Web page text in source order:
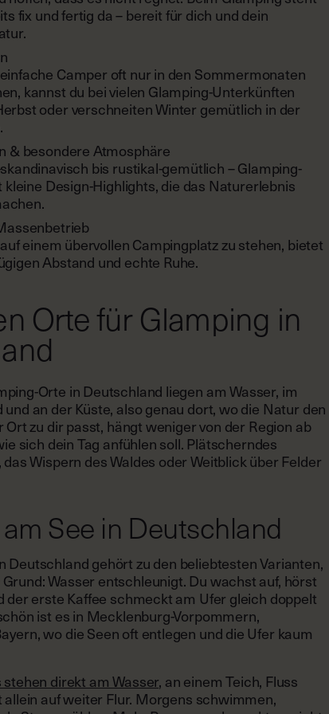
fix und fertig da – bereit für dich und dein
Camper oft nur in den Sommermonaten
kannst du bei vielen Glamping-Unterkünften
oder verschneiten Winter gemütlich in der
& besondere Atmosphäre
bis rustikal-gemütlich – Glamping-
Design-Highlights, die das Naturerlebnis
einem übervollen Campingplatz zu stehen, bietet
Abstand und echte Ruhe.
Orte für Glamping in
Orte in Deutschland liegen am Wasser, im
und an der Küste, also genau dort, wo die Natur den
Ort zu dir passt, hängt weniger von der Region ab
sich dein Tag anfühlen soll. Plätscherndes
Wispern des Waldes oder Weitblick über Felder
See in Deutschland
Deutschland gehört zu den beliebtesten Varianten,
Wasser entschleunigt. Du wachst auf, hörst
der erste Kaffee schmeckt am Ufer gleich doppelt
ist es in Mecklenburg-Vorpommern,
wo die Seen oft entlegen und die Ufer kaum
stehen direkt am Wasser, an einem Teich, Fluss
allein auf weiter Flur. Morgens schwimmen,